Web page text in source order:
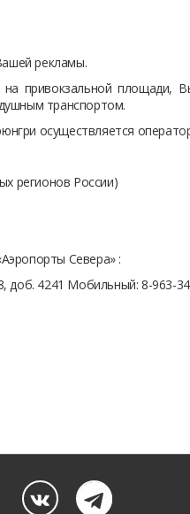
рекламы.
на привокзальной
транспортом.
осуществляется
регионов России)
Севера» :
4241 Мобильный: 8-963-